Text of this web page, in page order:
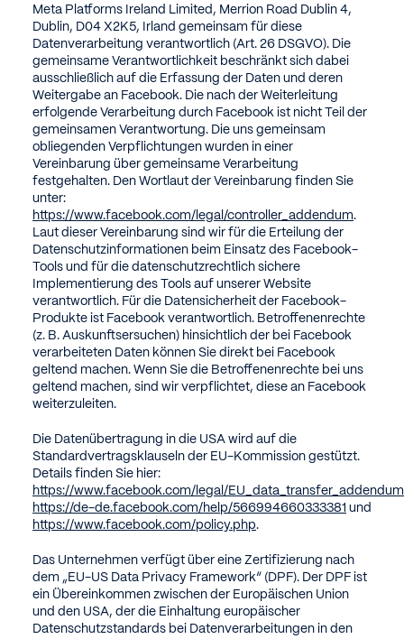
Meta Platforms Ireland Limited, Merrion Road Dublin 4,
Dublin, D04 X2K5, Irland gemeinsam für diese
Datenverarbeitung verantwortlich (Art. 26 DSGVO). Die
gemeinsame Verantwortlichkeit beschränkt sich dabei
ausschließlich auf die Erfassung der Daten und deren
Weitergabe an Facebook. Die nach der Weiterleitung
erfolgende Verarbeitung durch Facebook ist nicht Teil der
gemeinsamen Verantwortung. Die uns gemeinsam
obliegenden Verpflichtungen wurden in einer
Vereinbarung über gemeinsame Verarbeitung
festgehalten. Den Wortlaut der Vereinbarung finden Sie
unter:
https://www.facebook.com/legal/controller_addendum.
Laut dieser Vereinbarung sind wir für die Erteilung der
Datenschutzinformationen beim Einsatz des Facebook-
Tools und für die datenschutzrechtlich sichere
Implementierung des Tools auf unserer Website
verantwortlich. Für die Datensicherheit der Facebook-
Produkte ist Facebook verantwortlich. Betroffenenrechte
(z. B. Auskunftsersuchen) hinsichtlich der bei Facebook
verarbeiteten Daten können Sie direkt bei Facebook
geltend machen. Wenn Sie die Betroffenenrechte bei uns
geltend machen, sind wir verpflichtet, diese an Facebook
weiterzuleiten.
Die Datenübertragung in die USA wird auf die
Standardvertragsklauseln der EU-Kommission gestützt.
Details finden Sie hier:
https://www.facebook.com/legal/EU_data_transfer_addendum
https://de-de.facebook.com/help/566994660333381 und
https://www.facebook.com/policy.php.
Das Unternehmen verfügt über eine Zertifizierung nach
dem „EU-US Data Privacy Framework“ (DPF). Der DPF ist
ein Übereinkommen zwischen der Europäischen Union
und den USA, der die Einhaltung europäischer
Datenschutzstandards bei Datenverarbeitungen in den